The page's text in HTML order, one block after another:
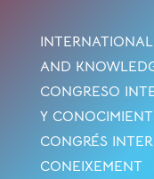
AND
CONGRESO
Y
CONGRÉS
CONEIXEMENT